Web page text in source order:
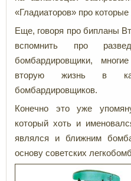
«Гладиаторов» про
Еще, говоря про бипланы
вспомнить про
бомбардировщики,
вторую жизнь в
бомбардировщиков.
Конечно это уже
который хоть и
являлся и ближним
основу советских